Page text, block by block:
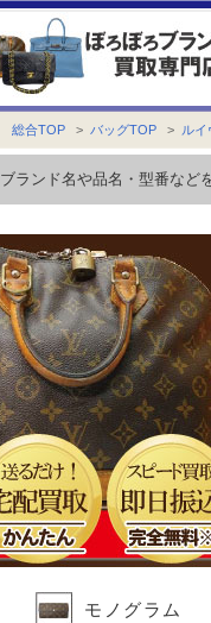
総合TOP > バッグTOP > ルイ
ブランド名や品名・型番など
モノグラム